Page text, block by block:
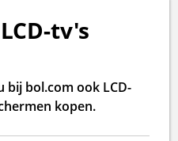
tv's
bij bol.com ook LCD-
kopen.